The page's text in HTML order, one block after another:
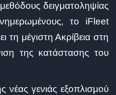
μεθόδους δειγματοληψίας
το iFleet
τη μέγιστη Ακρίβεια στη
της κατάστασης του
νέας γενιάς εξοπλισμού